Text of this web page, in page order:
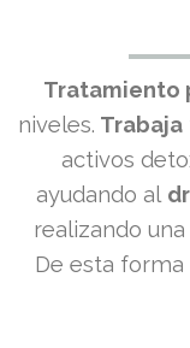
Tratamiento
niveles. Trabaja
activos
ayudando al
realizando una
De esta